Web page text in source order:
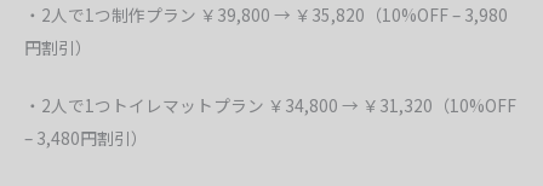
・2人で1つ制作プラン ￥39,800 → ￥35,820（10%OFF – 3,980
円割引）
・2人で1つトイレマットプラン ￥34,800 → ￥31,320（10%OFF
– 3,480円割引）